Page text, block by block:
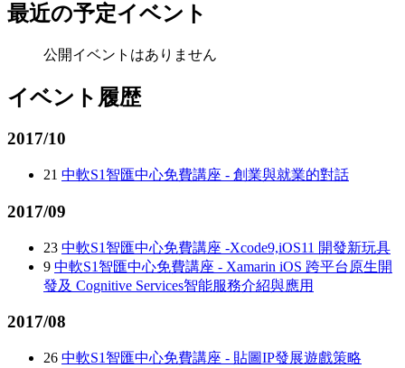
最近の予定イベント
公開イベントはありません
イベント履歴
2017/10
21 中軟S1智匯中心免費講座 - 創業與就業的對話
2017/09
23 中軟S1智匯中心免費講座 -Xcode9,iOS11 開發新玩具
9 中軟S1智匯中心免費講座 - Xamarin iOS 跨平台原生開
發及 Cognitive Services智能服務介紹與應用
2017/08
26 中軟S1智匯中心免費講座 - 貼圖IP發展遊戲策略